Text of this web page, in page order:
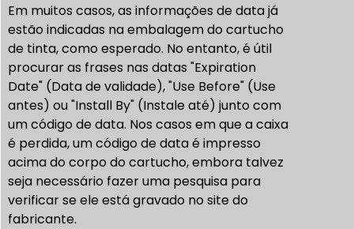
Em muitos casos, as informações de data já
estão indicadas na embalagem do cartucho
de tinta, como esperado. No entanto, é útil
procurar as frases nas datas "Expiration
Date" (Data de validade), "Use Before" (Use
antes) ou "Install By" (Instale até) junto com
um código de data. Nos casos em que a caixa
é perdida, um código de data é impresso
acima do corpo do cartucho, embora talvez
seja necessário fazer uma pesquisa para
verificar se ele está gravado no site do
fabricante.